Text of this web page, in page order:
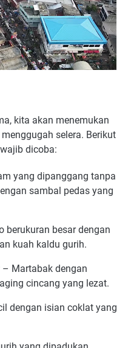
kita akan menemukan
selera. Berikut
dicoba:
yang dipanggang tanpa
sambal pedas yang
berukuran besar dengan
kuah kaldu gurih.
– Martabak dengan
cincang yang lezat.
dengan isian coklat yang